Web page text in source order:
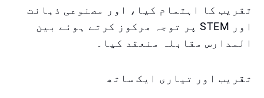
تقریب کا اہتمام کیا، اور مصنوعی ذہانت
اور STEM پر توجہ مرکوز کرتے ہوئے بین
المدارس مقابلہ منعقد کیا۔
تقریب اور تیاری ایک ساتھ